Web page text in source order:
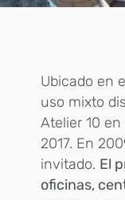
Ubicado en
uso mixto
Atelier 10
2017. En
invitado. El
oficinas,